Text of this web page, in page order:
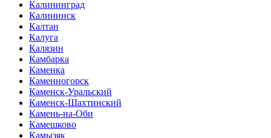
Калининград
Калининск
Калтан
Калуга
Калязин
Камбарка
Каменка
Каменногорск
Каменск-Уральский
Каменск-Шахтинский
Камень-на-Оби
Камешково
Камызяк